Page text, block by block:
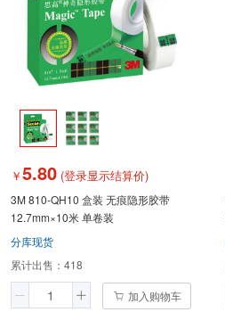
￥5.80 (登录显示结算价)
3M 810-QH10 盒装 无痕隐形胶带
12.7mm×10米 单卷装
分库现货
累计出售： 418
加入购物车